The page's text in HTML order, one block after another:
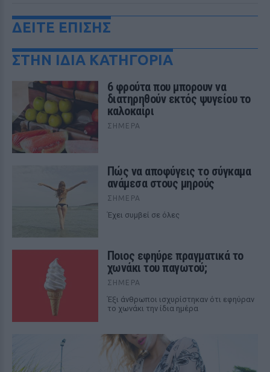
ΔΕΙΤΕ ΕΠΙΣΗΣ
ΣΤΗΝ ΙΔΙΑ ΚΑΤΗΓΟΡΙΑ
6 φρούτα που μπορουν να
διατηρηθούν εκτός ψυγείου το
καλοκαίρι
ΣΉΜΕΡΑ
Πώς να αποφύγεις το σύγκαμα
ανάμεσα στους μηρούς
ΣΉΜΕΡΑ
Έχει συμβεί σε όλες
Ποιος εφηύρε πραγματικά το
χωνάκι του παγωτού;
ΣΉΜΕΡΑ
Έξι άνθρωποι ισχυρίστηκαν ότι εφηύραν
το χωνάκι την ίδια ημέρα